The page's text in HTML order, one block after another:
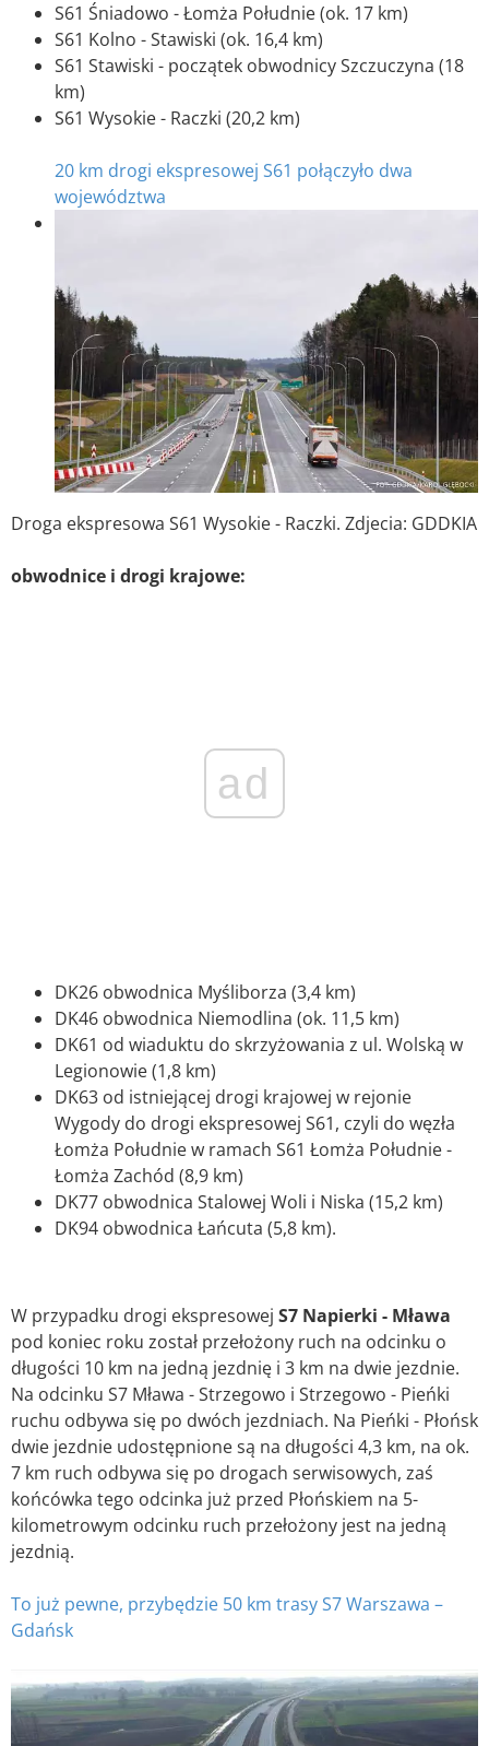
S61 Śniadowo - Łomża Południe (ok. 17 km)
S61 Kolno - Stawiski (ok. 16,4 km)
S61 Stawiski - początek obwodnicy Szczuczyna (18
km)
S61 Wysokie - Raczki (20,2 km)
20 km drogi ekspresowej S61 połączyło dwa
województwa
Droga ekspresowa S61 Wysokie - Raczki. Zdjecia: GDDKIA
obwodnice i drogi krajowe:
ad
DK26 obwodnica Myśliborza (3,4 km)
DK46 obwodnica Niemodlina (ok. 11,5 km)
DK61 od wiaduktu do skrzyżowania z ul. Wolską w
Legionowie (1,8 km)
DK63 od istniejącej drogi krajowej w rejonie
Wygody do drogi ekspresowej S61, czyli do węzła
Łomża Południe w ramach S61 Łomża Południe -
Łomża Zachód (8,9 km)
DK77 obwodnica Stalowej Woli i Niska (15,2 km)
DK94 obwodnica Łańcuta (5,8 km).
W przypadku drogi ekspresowej S7 Napierki - Mława
pod koniec roku został przełożony ruch na odcinku o
długości 10 km na jedną jezdnię i 3 km na dwie jezdnie.
Na odcinku S7 Mława - Strzegowo i Strzegowo - Pieńki
ruchu odbywa się po dwóch jezdniach. Na Pieńki - Płońsk
dwie jezdnie udostępnione są na długości 4,3 km, na ok.
7 km ruch odbywa się po drogach serwisowych, zaś
końcówka tego odcinka już przed Płońskiem na 5-
kilometrowym odcinku ruch przełożony jest na jedną
jezdnią.
To już pewne, przybędzie 50 km trasy S7 Warszawa –
Gdańsk